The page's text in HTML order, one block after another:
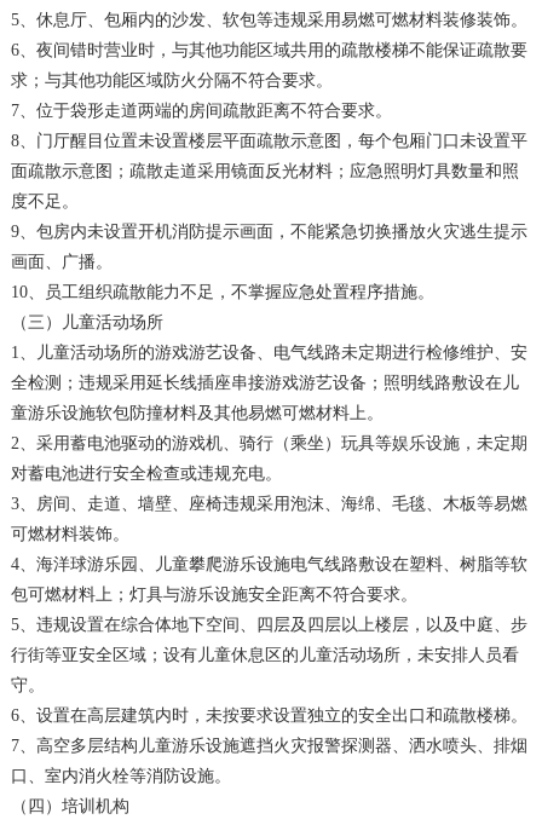
5、休息厅、包厢内的沙发、软包等违规采用易燃可燃材料装修装饰。
6、夜间错时营业时，与其他功能区域共用的疏散楼梯不能保证疏散要
求；与其他功能区域防火分隔不符合要求。
7、位于袋形走道两端的房间疏散距离不符合要求。
8、门厅醒目位置未设置楼层平面疏散示意图，每个包厢门口未设置平
面疏散示意图；疏散走道采用镜面反光材料；应急照明灯具数量和照
度不足。
9、包房内未设置开机消防提示画面，不能紧急切换播放火灾逃生提示
画面、广播。
10、员工组织疏散能力不足，不掌握应急处置程序措施。
（三）儿童活动场所
1、儿童活动场所的游戏游艺设备、电气线路未定期进行检修维护、安
全检测；违规采用延长线插座串接游戏游艺设备；照明线路敷设在儿
童游乐设施软包防撞材料及其他易燃可燃材料上。
2、采用蓄电池驱动的游戏机、骑行（乘坐）玩具等娱乐设施，未定期
对蓄电池进行安全检查或违规充电。
3、房间、走道、墙壁、座椅违规采用泡沫、海绵、毛毯、木板等易燃
可燃材料装饰。
4、海洋球游乐园、儿童攀爬游乐设施电气线路敷设在塑料、树脂等软
包可燃材料上；灯具与游乐设施安全距离不符合要求。
5、违规设置在综合体地下空间、四层及四层以上楼层，以及中庭、步
行街等亚安全区域；设有儿童休息区的儿童活动场所，未安排人员看
守。
6、设置在高层建筑内时，未按要求设置独立的安全出口和疏散楼梯。
7、高空多层结构儿童游乐设施遮挡火灾报警探测器、洒水喷头、排烟
口、室内消火栓等消防设施。
（四）培训机构